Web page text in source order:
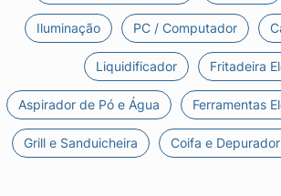
Iluminação PC / Computador
Liquidificador Fritadeira
Aspirador de Pó e Água Ferramentas
Grill e Sanduicheira Coifa e